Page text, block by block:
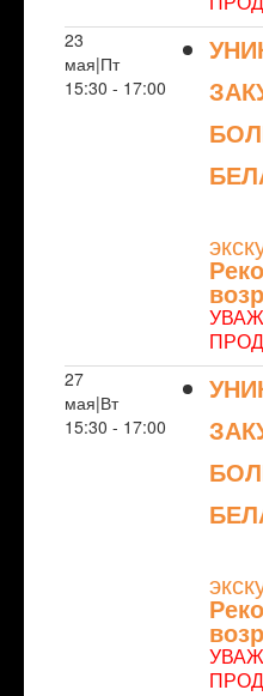
23
мая|Пт
15:30 - 17:00
27
мая|Вт
15:30 - 17:00